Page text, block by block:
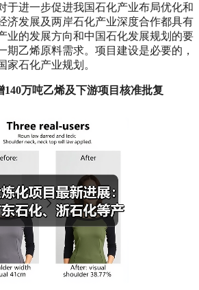
于进一步促进我国石化产业布局优化和
济发展及两岸石化产业深度合作都具有
业的发展方向和中国石化发展规划的要
期乙烯原料需求。项目建设是必要的，
家石化产业规划。
140万吨乙烯及下游项目核准批复